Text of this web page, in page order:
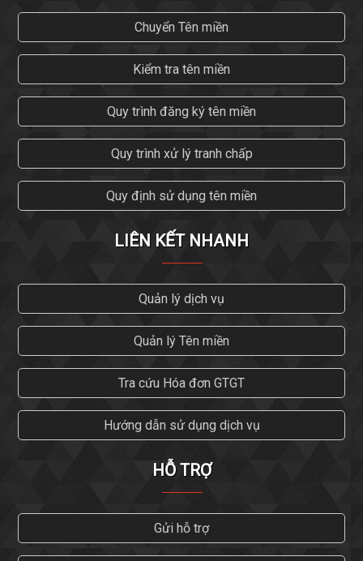
Chuyển Tên miền
Kiểm tra tên miền
Quy trình đăng ký tên miền
Quy trình xử lý tranh chấp
Quy định sử dụng tên miền
LIÊN KẾT NHANH
Quản lý dịch vụ
Quản lý Tên miền
Tra cứu Hóa đơn GTGT
Hướng dẫn sử dụng dịch vụ
HỖ TRỢ
Gửi hỗ trợ